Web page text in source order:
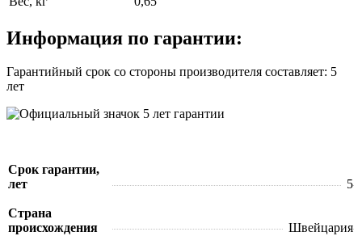
Информация по гарантии:
Гарантийный срок со стороны производителя составляет: 5
лет
Срок гарантии,
лет
5
Страна
происхождения
Швейцария